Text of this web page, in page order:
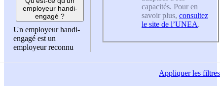
employeur handi-
engagé ?
Un employeur handi-
engagé est un
employeur reconnu
capacités. Pour en
savoir plus, consultez
le site de l’UNEA.
Appliquerles filtres